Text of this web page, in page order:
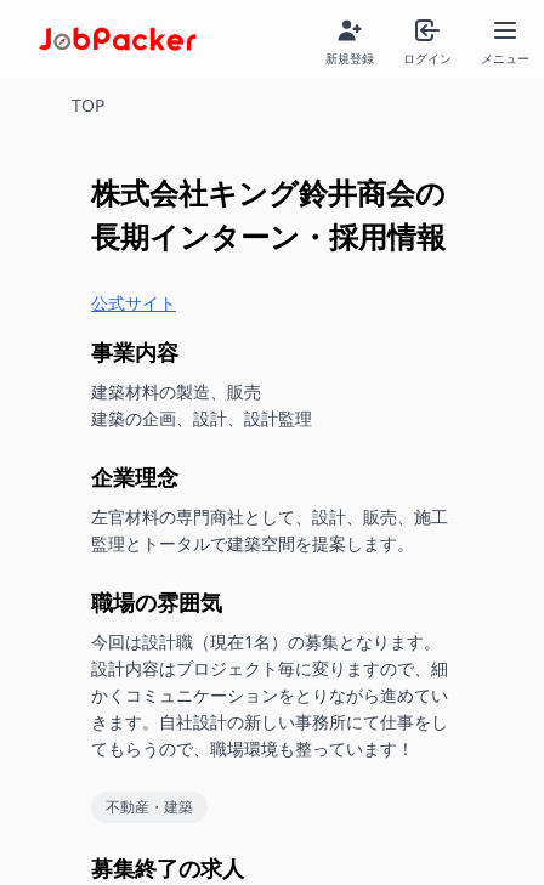
新規登録 ログイン メニュー
TOP
株式会社キング鈴井商会の
長期インターン・採用情報
公式サイト
事業内容
建築材料の製造、販売
建築の企画、設計、設計監理
企業理念
左官材料の専門商社として、設計、販売、施工
監理とトータルで建築空間を提案します。
職場の雰囲気
今回は設計職（現在1名）の募集となります。
設計内容はプロジェクト毎に変りますので、細
かくコミュニケーションをとりながら進めてい
きます。自社設計の新しい事務所にて仕事をし
てもらうので、職場環境も整っています！
不動産・建築
募集終了の求人